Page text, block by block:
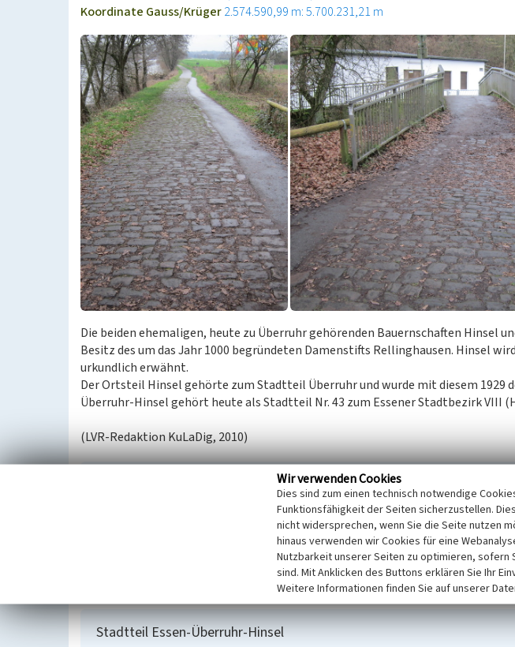
Koordinate Gauss/Krüger2.574.590,99 m: 5.700.231,21 m
Die beiden ehemaligen, heute zu Überruhr gehörenden Bauernschaften Hinsel
Besitz des um das Jahr 1000 begründeten Damenstifts Rellinghausen. Hinsel
urkundlich erwähnt.
Der Ortsteil Hinsel gehörte zum Stadtteil Überruhr und wurde mit diesem 1929
Überruhr-Hinsel gehört heute als Stadtteil Nr. 43 zum Essener Stadtbezirk VIII
(LVR-Redaktion KuLaDig, 2010)
Groten, Manfred; Johanek, Peter; Reininghaus, Wilfried; Wensky, Margret /
Rheinland; Landschaftsverband Westfalen-Lippe (Hrsg.) (2006) Handbuch
Nordrhein-Westfalen. (3. völlig neu bearbeitete Auflage). (HbHistSt NRW,
Stadtteil Essen-Überruhr-Hinsel
Wir verwenden Cookies
Dies sind zum einen technisch notwendige
Funktionsfähigkeit der Seiten sicherzustellen.
nicht widersprechen, wenn Sie die Seite nutzen
hinaus verwenden wir Cookies für eine
Nutzbarkeit unserer Seiten zu optimieren, sofern
sind. Mit Anklicken des Buttons erklären Sie Ihr
Weitere Informationen finden Sie auf unserer